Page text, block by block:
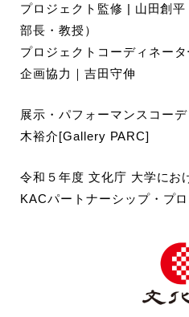
プロジェクト監修 | 山田創
部長・教授）
プロジェクトコーディネー
企画協力｜吉田守伸
展示・パフォーマンスコー
木裕介[Gallery PARC]
令和５年度 文化庁 大学にお
KACパートナーシップ・プ